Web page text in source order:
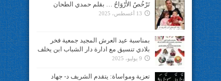
تَرْخُصُ الأَرْوَاحُ … بقلم حمدي الطحان
13 أغسطس، 2025
بمناسبة عيد العرش المجيد جمعية فخر
بلادي تنسيق مع ادارة دار الشباب ابن يخلف
9 يوليو، 2025
تعزية ومواساة: يتقدم الشريف د- جهاد